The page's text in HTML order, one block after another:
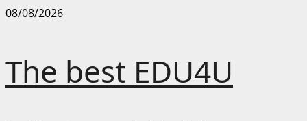
Skip
08/08/2026
The best EDU4U